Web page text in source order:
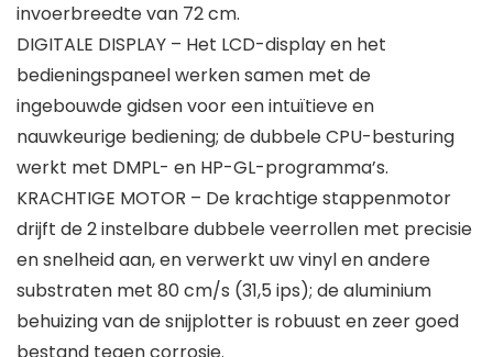
invoerbreedte van 72 cm.
DIGITALE DISPLAY – Het LCD-display en het
bedieningspaneel werken samen met de
ingebouwde gidsen voor een intuïtieve en
nauwkeurige bediening; de dubbele CPU-besturing
werkt met DMPL- en HP-GL-programma’s.
KRACHTIGE MOTOR – De krachtige stappenmotor
drijft de 2 instelbare dubbele veerrollen met precisie
en snelheid aan, en verwerkt uw vinyl en andere
substraten met 80 cm/s (31,5 ips); de aluminium
behuizing van de snijplotter is robuust en zeer goed